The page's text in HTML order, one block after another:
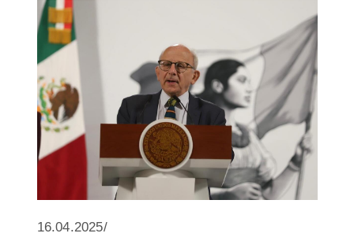
16.04.2025/